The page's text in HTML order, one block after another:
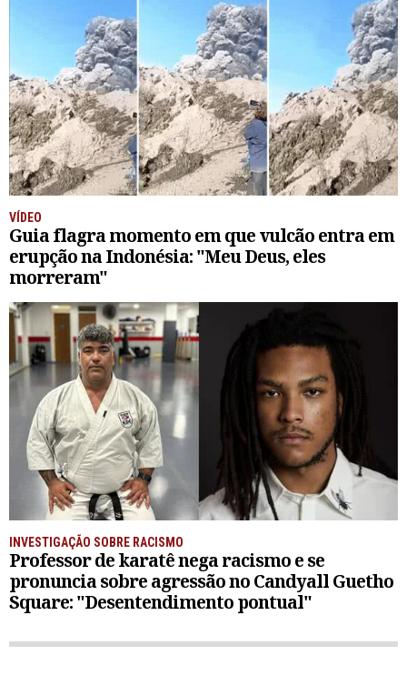
VÍDEO
Guia flagra momento em que vulcão entra em
erupção na Indonésia: "Meu Deus, eles
morreram"
INVESTIGAÇÃO SOBRE RACISMO
Professor de karatê nega racismo e se
pronuncia sobre agressão no Candyall Guetho
Square: "Desentendimento pontual"